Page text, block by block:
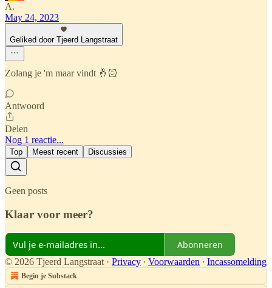
A.
May 24, 2023
Geliked door Tjeerd Langstraat
Zolang je 'm maar vindt 🤞🏻
Antwoord
Delen
Nog 1 reactie...
Top Meest recent Discussies
Geen posts
Klaar voor meer?
Abonneren
© 2026 Tjeerd Langstraat · Privacy ∙ Voorwaarden ∙ Incassomelding
Begin je Substack